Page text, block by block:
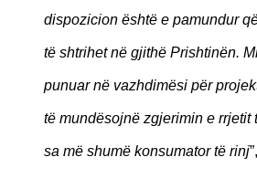
dispozicion është e pamundur
të shtrihet në gjithë Prishtinën.
punuar në vazhdimësi për
të mundësojnë zgjerimin e rrjetit
sa më shumë konsumator të rinj